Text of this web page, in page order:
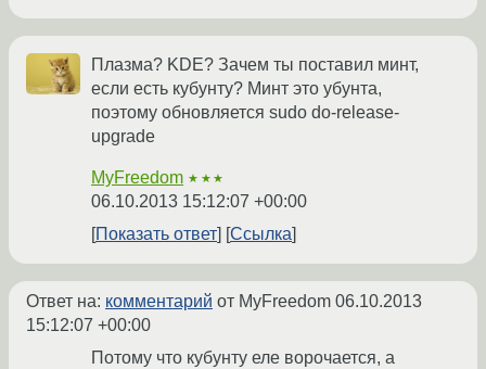
Плазма? KDE? Зачем ты поставил минт,
если есть кубунту? Минт это убунта,
поэтому обновляется sudo do-release-
upgrade
MyFreedom ★★★
06.10.2013 15:12:07 +00:00
Показать ответ
Ссылка
Ответ на: комментарий от MyFreedom 06.10.2013
15:12:07 +00:00
Потому что кубунту еле ворочается, а